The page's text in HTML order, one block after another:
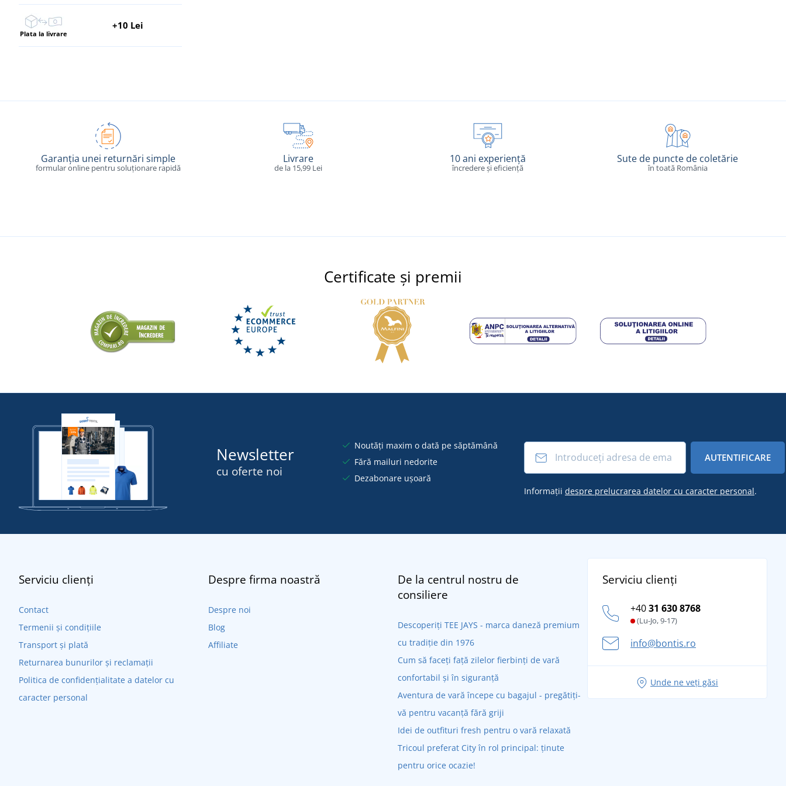
Plata la livrare
+10 Lei
Garanția unei returnări simple
formular online pentru soluționare rapidă
Livrare
de la 15,99 Lei
10 ani experiență
încredere și eficiență
Sute de puncte de coletărie
în toată România
Certificate și premii
Newsletter
cu oferte noi
Noutăți maxim o dată pe săptămână
Fără mailuri nedorite
Dezabonare ușoară
AUTENTIFICARE
Informații despre prelucrarea datelor cu caracter personal.
Serviciu clienți
Contact
Termenii și condițiile
Transport și plată
Returnarea bunurilor și reclamații
Politica de confidențialitate a datelor cu
caracter personal
Despre firma noastră
Despre noi
Blog
Affiliate
De la centrul nostru de
consiliere
Descoperiți TEE JAYS - marca daneză premium
cu tradiție din 1976
Cum să faceți față zilelor fierbinți de vară
confortabil și în siguranță
Aventura de vară începe cu bagajul - pregătiți-
vă pentru vacanță fără griji
Idei de outfituri fresh pentru o vară relaxată
Tricoul preferat City în rol principal: ținute
pentru orice ocazie!
Serviciu clienți
+4031 630 8768
(Lu-Jo, 9-17)
info@bontis.ro
Unde ne veți găsi